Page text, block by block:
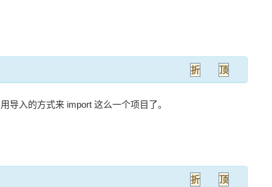
顶
折
导入的方式来 import 这么一个项目了。
顶
折